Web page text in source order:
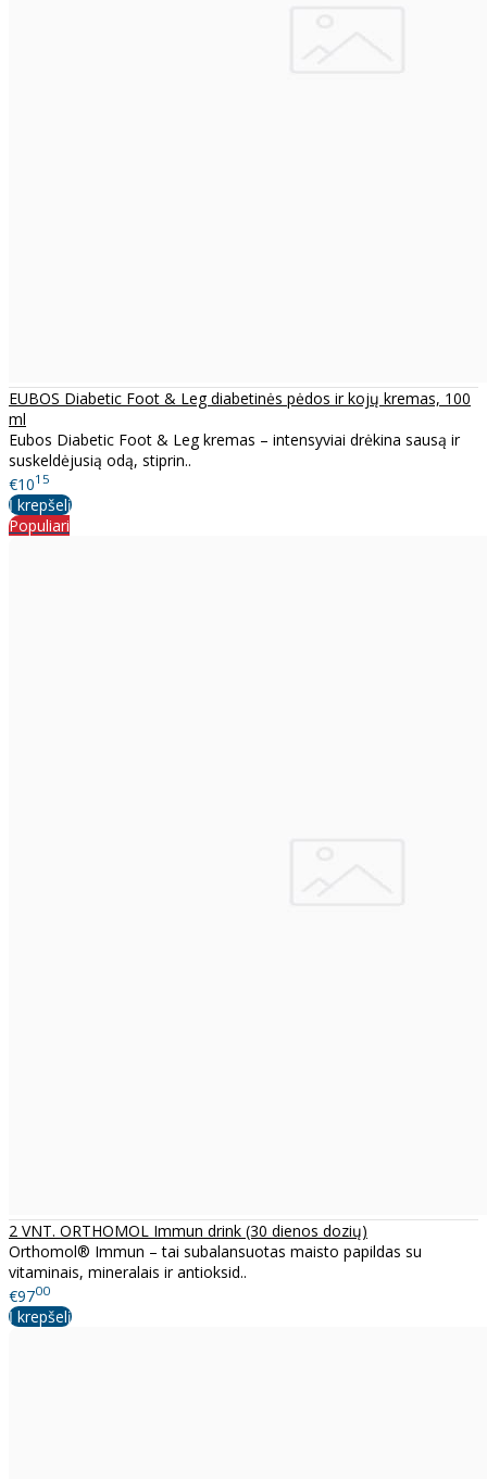
EUBOS Diabetic Foot & Leg diabetinės pėdos ir kojų kremas, 100
ml
Eubos Diabetic Foot & Leg kremas – intensyviai drėkina sausą ir
suskeldėjusią odą, stiprin..
€1015
Į krepšelį
Populiari
2 VNT. ORTHOMOL Immun drink (30 dienos dozių)
Orthomol® Immun – tai subalansuotas maisto papildas su
vitaminais, mineralais ir antioksid..
€9700
Į krepšelį